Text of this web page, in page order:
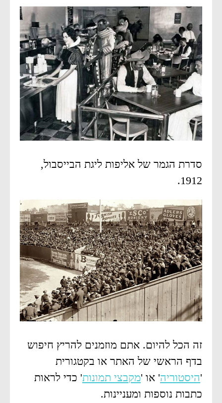
סדרת הגמר של אליפות ליגת הבייסבול,
1912.
זה הכל להיום. אתם מוזמנים להריץ חיפוש
בדף הראשי של האתר או בקטגורית
'היסטוריה' או 'מקבצי תמונות' כדי לראות
כתבות נוספות ומעניינות.